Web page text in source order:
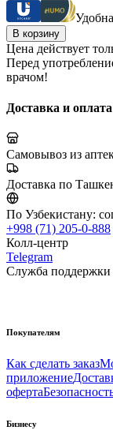
В корзину
Цена действует
Перед
врачом!
Доставка и оплата
Самовывоз из
Доставка по
По Узбекистану:
+998 (71) 205-0-888
Колл-центр
Telegram
Служба поддержки
Покупателям
Как сделать заказ
приложение
оферта
Бизнесу